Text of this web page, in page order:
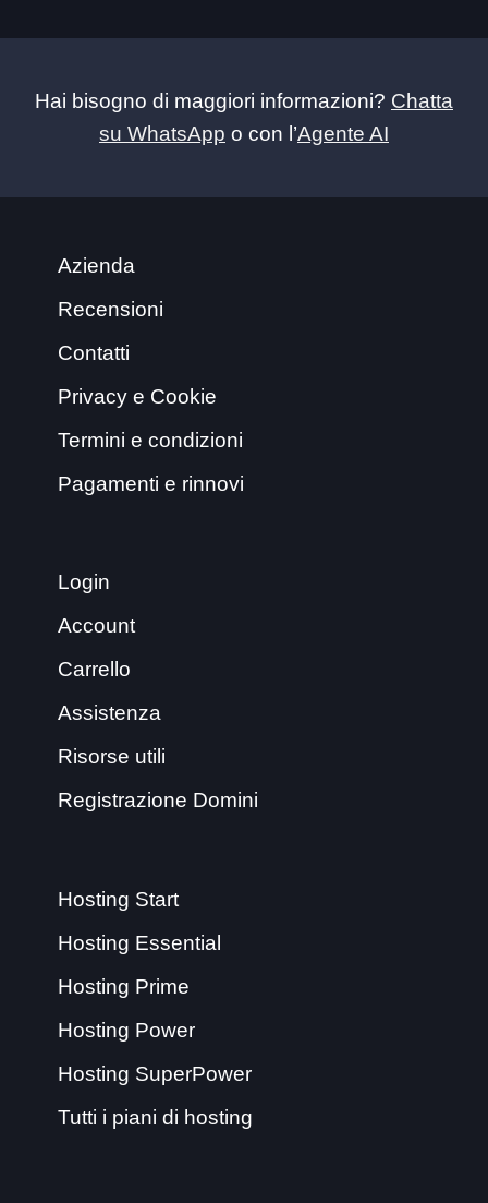
Hai bisogno di maggiori informazioni? Chatta
su WhatsApp o con l’Agente AI
Azienda
Recensioni
Contatti
Privacy e Cookie
Termini e condizioni
Pagamenti e rinnovi
Login
Account
Carrello
Assistenza
Risorse utili
Registrazione Domini
Hosting Start
Hosting Essential
Hosting Prime
Hosting Power
Hosting SuperPower
Tutti i piani di hosting